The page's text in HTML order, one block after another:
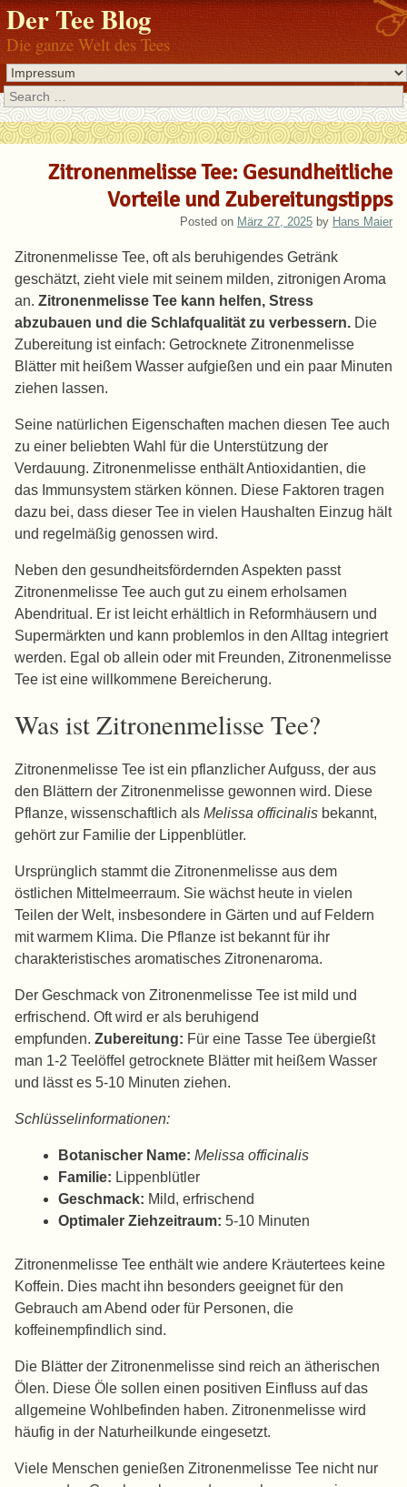
Der Tee Blog
Die ganze Welt des Tees
Search
Zitronenmelisse Tee: Gesundheitliche
Vorteile und Zubereitungstipps
Posted on März 27, 2025 by Hans Maier
Zitronenmelisse Tee, oft als beruhigendes Getränk
geschätzt, zieht viele mit seinem milden, zitronigen Aroma
an. Zitronenmelisse Tee kann helfen, Stress
abzubauen und die Schlafqualität zu verbessern. Die
Zubereitung ist einfach: Getrocknete Zitronenmelisse
Blätter mit heißem Wasser aufgießen und ein paar Minuten
ziehen lassen.
Seine natürlichen Eigenschaften machen diesen Tee auch
zu einer beliebten Wahl für die Unterstützung der
Verdauung. Zitronenmelisse enthält Antioxidantien, die
das Immunsystem stärken können. Diese Faktoren tragen
dazu bei, dass dieser Tee in vielen Haushalten Einzug hält
und regelmäßig genossen wird.
Neben den gesundheitsfördernden Aspekten passt
Zitronenmelisse Tee auch gut zu einem erholsamen
Abendritual. Er ist leicht erhältlich in Reformhäusern und
Supermärkten und kann problemlos in den Alltag integriert
werden. Egal ob allein oder mit Freunden, Zitronenmelisse
Tee ist eine willkommene Bereicherung.
Was ist Zitronenmelisse Tee?
Zitronenmelisse Tee ist ein pflanzlicher Aufguss, der aus
den Blättern der Zitronenmelisse gewonnen wird. Diese
Pflanze, wissenschaftlich als Melissa officinalis bekannt,
gehört zur Familie der Lippenblütler.
Ursprünglich stammt die Zitronenmelisse aus dem
östlichen Mittelmeerraum. Sie wächst heute in vielen
Teilen der Welt, insbesondere in Gärten und auf Feldern
mit warmem Klima. Die Pflanze ist bekannt für ihr
charakteristisches aromatisches Zitronenaroma.
Der Geschmack von Zitronenmelisse Tee ist mild und
erfrischend. Oft wird er als beruhigend
empfunden. Zubereitung: Für eine Tasse Tee übergießt
man 1-2 Teelöffel getrocknete Blätter mit heißem Wasser
und lässt es 5-10 Minuten ziehen.
Schlüsselinformationen:
Botanischer Name: Melissa officinalis
Familie: Lippenblütler
Geschmack: Mild, erfrischend
Optimaler Ziehzeitraum: 5-10 Minuten
Zitronenmelisse Tee enthält wie andere Kräutertees keine
Koffein. Dies macht ihn besonders geeignet für den
Gebrauch am Abend oder für Personen, die
koffeinempfindlich sind.
Die Blätter der Zitronenmelisse sind reich an ätherischen
Ölen. Diese Öle sollen einen positiven Einfluss auf das
allgemeine Wohlbefinden haben. Zitronenmelisse wird
häufig in der Naturheilkunde eingesetzt.
Viele Menschen genießen Zitronenmelisse Tee nicht nur